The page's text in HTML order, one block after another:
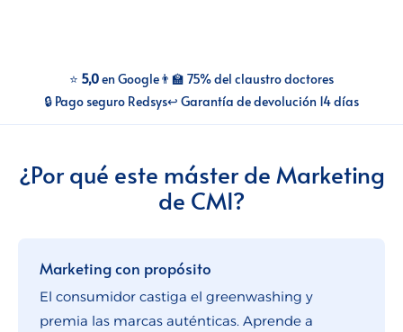
⭐ 5,0en Google👨‍🏫 75% del claustro doctores
🔒 Pago seguro Redsys↩️ Garantía de devolución 14 días
¿Por qué este máster de Marketing
de CMI?
Marketing con propósito
El consumidor castiga el greenwashing y
premia las marcas auténticas. Aprende a